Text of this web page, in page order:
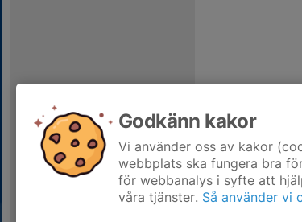
Godkänn kakor
Vi använder oss av kakor
webbplats ska fungera bra
för webbanalys i syfte att
våra tjänster. Så använder vi